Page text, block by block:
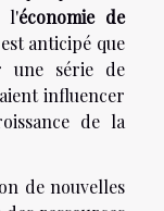
l'économie de
anticipé que
une série de
influencer
de la
de nouvelles